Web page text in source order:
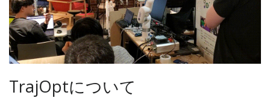
TrajOptについて